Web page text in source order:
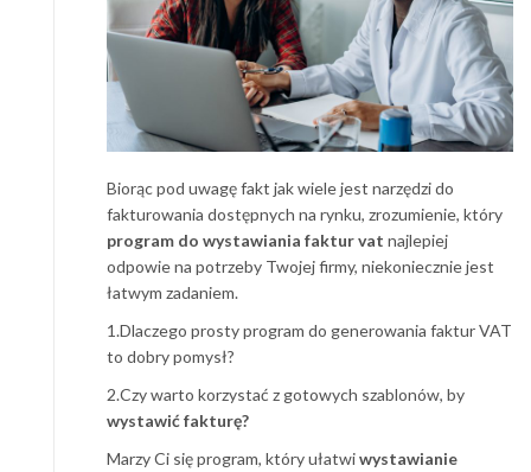
Biorąc pod uwagę fakt jak wiele jest narzędzi do
fakturowania dostępnych na rynku, zrozumienie, który
program do wystawiania faktur vat najlepiej
odpowie na potrzeby Twojej firmy, niekoniecznie jest
łatwym zadaniem.
1.Dlaczego prosty program do generowania faktur VAT
to dobry pomysł?
2.Czy warto korzystać z gotowych szablonów, by
wystawić fakturę?
Marzy Ci się program, który ułatwiwystawianie